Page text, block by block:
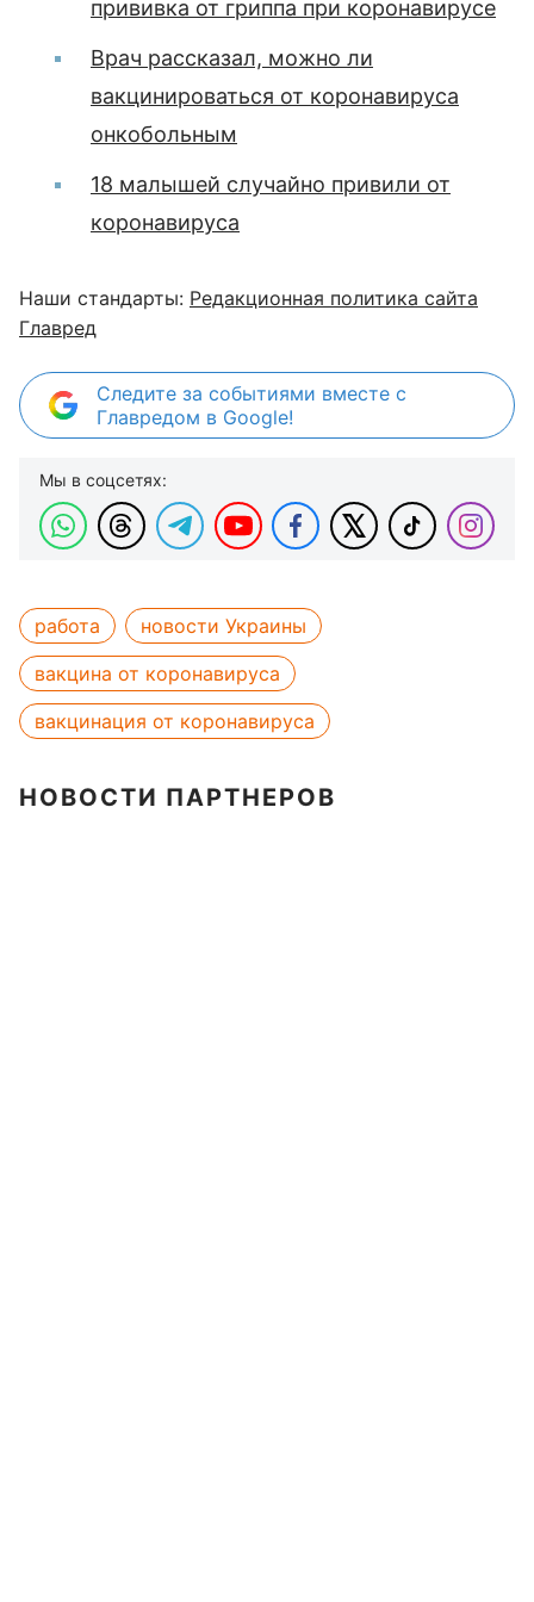
прививка от гриппа при коронавирусе
Врач рассказал, можно ли
вакцинироваться от коронавируса
онкобольным
18 малышей случайно привили от
коронавируса
Наши стандарты: Редакционная политика сайта
Главред
Следите за событиями вместе с
Главредом в Google!
Мы в соцсетях:
работа
новости Украины
вакцина от коронавируса
вакцинация от коронавируса
НОВОСТИ ПАРТНЕРОВ